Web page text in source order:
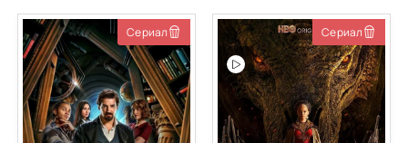
Сериал Сериал